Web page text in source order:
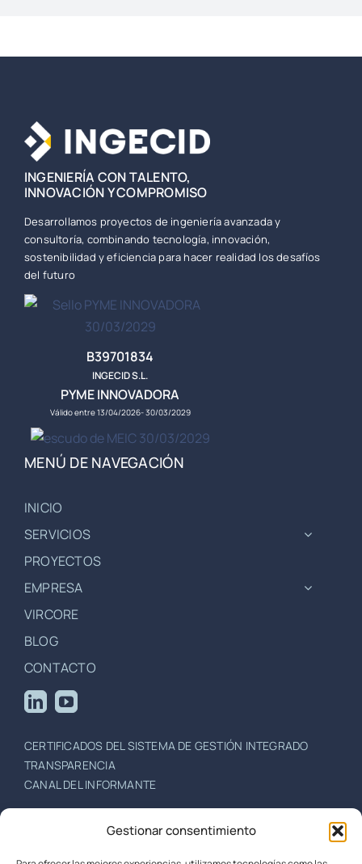
Gestionar consentimiento
INGENIERÍA CON TALENTO,
INNOVACIÓN Y COMPROMISO
Desarrollamos proyectos de ingeniería avanzada y
consultoría, combinando tecnología, innovación,
sostenibilidad y eficiencia para hacer realidad los desafíos
del futuro
B39701834
INGECID S.L.
PYME INNOVADORA
Válido entre 13/04/2026- 30/03/2029
MENÚ DE NAVEGACIÓN
INICIO
SERVICIOS
PROYECTOS
EMPRESA
VIRCORE
BLOG
CONTACTO
CERTIFICADOS DEL SISTEMA DE GESTIÓN INTEGRADO
TRANSPARENCIA
CANAL DEL INFORMANTE
/+34 942 201 757